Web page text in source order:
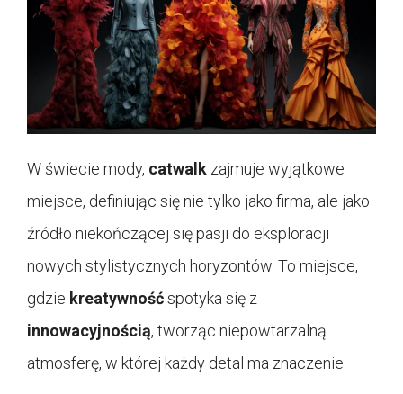
W świecie mody, catwalk zajmuje wyjątkowe
miejsce, definiując się nie tylko jako firma, ale jako
źródło niekończącej się pasji do eksploracji
nowych stylistycznych horyzontów. To miejsce,
gdzie kreatywnośćspotyka się z
innowacyjnością, tworząc niepowtarzalną
atmosferę, w której każdy detal ma znaczenie.